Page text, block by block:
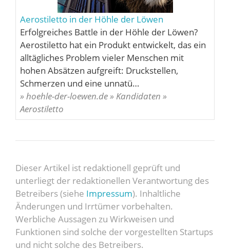
Aerostiletto in der Höhle der Löwen
Erfolgreiches Battle in der Höhle der Löwen?
Aerostiletto hat ein Produkt entwickelt, das ein
alltägliches Problem vieler Menschen mit
hohen Absätzen aufgreift: Druckstellen,
Schmerzen und eine unnatü…
» hoehle-der-loewen.de » Kandidaten »
Aerostiletto
Dieser Artikel ist redaktionell geprüft und
unterliegt der redaktionellen Verantwortung des
Betreibers (siehe Impressum). Inhaltliche
Änderungen und Irrtümer vorbehalten.
Werbliche Aussagen zu Wirkweisen und
Funktionen sind solche der vorgestellten Startups
und nicht solche des Betreibers.